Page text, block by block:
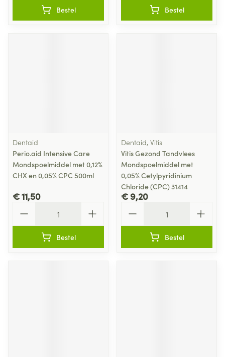
Bestel Bestel
Dentaid
Perio.aid Intensive Care
Mondspoelmiddel met 0,12%
CHX en 0,05% CPC 500ml
€ 11,50
Bestel
Dentaid, Vitis
Vitis Gezond Tandvlees
Mondspoelmiddel met
0,05% Cetylpyridinium
Chloride (CPC) 31414
€ 9,20
Bestel